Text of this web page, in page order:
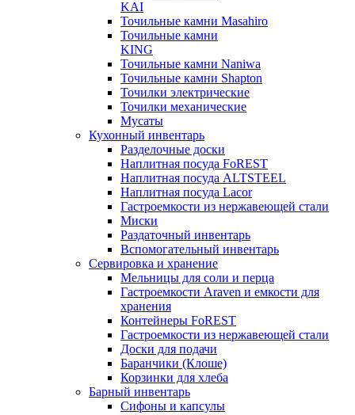
KAI
Точильные камни Masahiro
Точильные камни
KING
Точильные камни Naniwa
Точильные камни Shapton
Точилки электрические
Точилки механические
Мусаты
Кухонный инвентарь
Разделочные доски
Наплитная посуда FoREST
Наплитная посуда ALTSTEEL
Наплитная посуда Lacor
Гастроемкости из нержавеющей стали
Миски
Раздаточный инвентарь
Вспомогательный инвентарь
Сервировка и хранение
Мельницы для соли и перца
Гастроемкости Araven и емкости для
хранения
Контейнеры FoREST
Гастроемкости из нержавеющей стали
Доски для подачи
Баранчики (Клоше)
Корзинки для хлеба
Барный инвентарь
Сифоны и капсулы